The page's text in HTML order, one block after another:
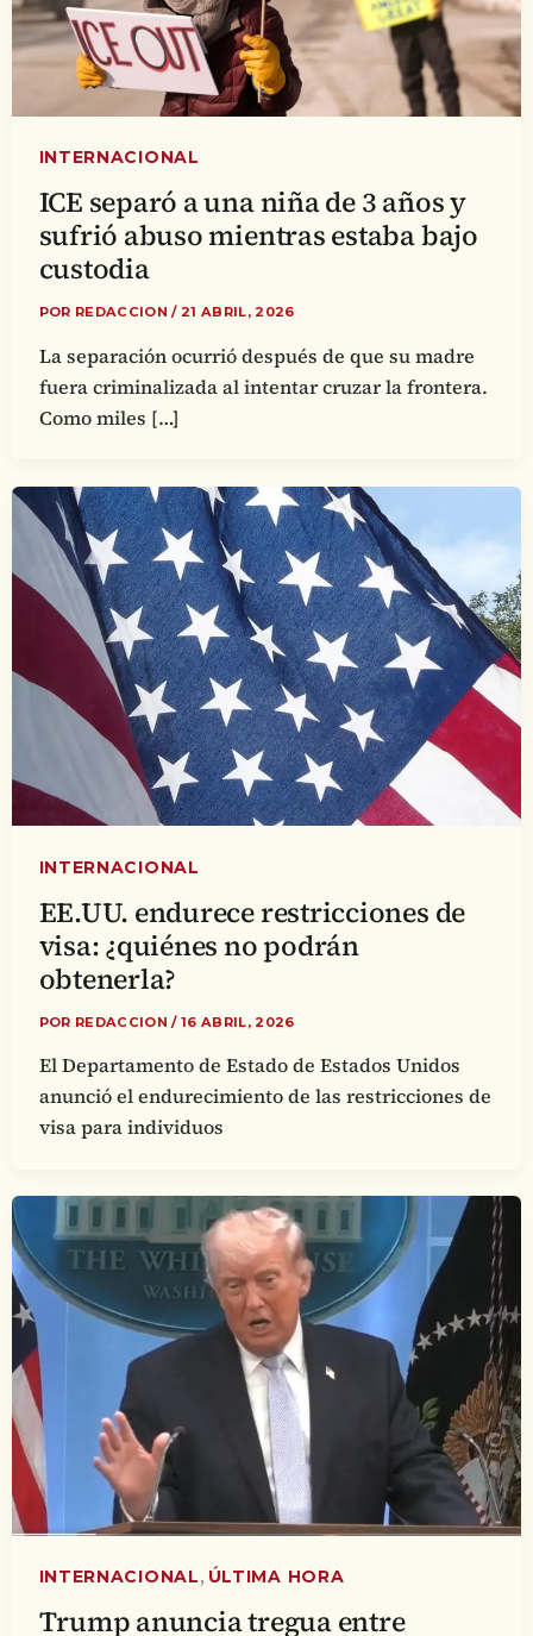
INTERNACIONAL
ICE separó a una niña de 3 años y
sufrió abuso mientras estaba bajo
custodia
POR REDACCION/ 21 ABRIL, 2026
La separación ocurrió después de que su madre
fuera criminalizada al intentar cruzar la frontera.
Como miles […]
INTERNACIONAL
EE.UU. endurece restricciones de
visa: ¿quiénes no podrán
obtenerla?
POR REDACCION/ 16 ABRIL, 2026
El Departamento de Estado de Estados Unidos
anunció el endurecimiento de las restricciones de
visa para individuos
INTERNACIONAL, ÚLTIMA HORA
Trump anuncia tregua entre